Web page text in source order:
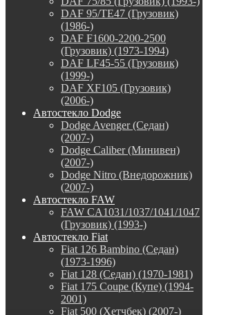
DAF 95/TE47 (Грузовик)
(1986-)
DAF F1600-2200-2500
(Грузовик) (1973-1994)
DAF LF45-55 (Грузовик)
(1999-)
DAF XF105 (Грузовик)
(2006-)
Автостекло Dodge
Dodge Avenger (Седан)
(2007-)
Dodge Caliber (Минивен)
(2007-)
Dodge Nitro (Внедорожник)
(2007-)
Автостекло FAW
FAW CA1031/1037/1041/1047
(Грузовик) (1993-)
Автостекло Fiat
Fiat 126 Bambino (Седан)
(1973-1996)
Fiat 128 (Седан) (1970-1981)
Fiat 175 Coupe (Купе) (1994-
2001)
Fiat 500 (Хетчбек) (2007-)